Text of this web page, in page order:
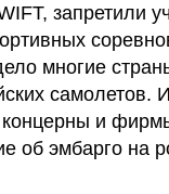
запретили
многие
самолетов.
концерны и
об эмбарго на